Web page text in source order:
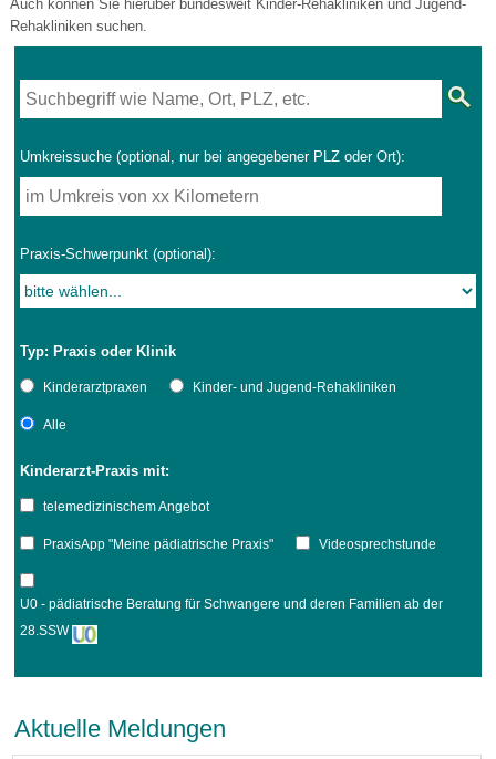
Auch können Sie hierüber bundesweit Kinder-Rehakliniken und Jugend-
Rehakliniken suchen.
Umkreissuche (optional, nur bei angegebener PLZ oder Ort):
Praxis-Schwerpunkt (optional):
Typ: Praxis oder Klinik
Kinderarztpraxen Kinder- und Jugend-Rehakliniken
Alle
Kinderarzt-Praxis mit:
telemedizinischem Angebot
PraxisApp "Meine pädiatrische Praxis" Videosprechstunde
U0 - pädiatrische Beratung für Schwangere und deren Familien ab der
28.SSW
Aktuelle Meldungen